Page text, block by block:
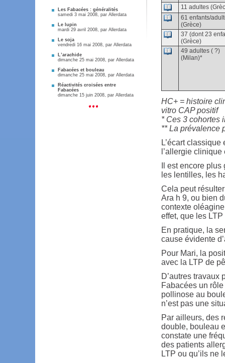
11 adultes
61 enfants/
(Grèce)
37 (dont 23
(Grèce)
49 adultes ( ?)
(Milan)*
HC+ = histoire
vitro CAP positif
* Ces 3 cohortes
** La prévalence
L’écart
l’allergie
Il est encore
les lentilles, les
Cela peut
Ara h 9, ou bien
contexte
effet, que les
En pratique, la
cause évidente
Pour Mari, la
avec la LTP de
D’autres travaux
Fabacées un
pollinose au
n’est pas une
Par ailleurs, des
double, bouleau
constate une
des patients
LTP ou qu’ils ne
Les Fabacées : généralités
samedi 3 mai 2008, par Allerdata
Le lupin
mardi 29 avril 2008, par Allerdata
Le soja
vendredi 16 mai 2008, par Allerdata
L’arachide
dimanche 25 mai 2008, par Allerdata
Fabacées et bouleau
dimanche 25 mai 2008, par Allerdata
Réactivités croisées entre
Fabacées
dimanche 15 juin 2008, par Allerdata